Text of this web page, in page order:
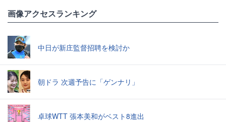
画像アクセスランキング
中日が新庄監督招聘を検討か
朝ドラ 次週予告に「ゲンナリ」
卓球WTT 張本美和がベスト8進出